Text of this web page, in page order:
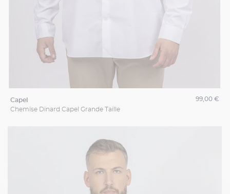
capel
Chemise Dinard Capel Grande Taille
99,00 €